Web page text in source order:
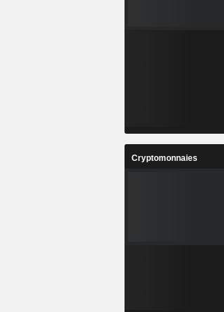
Cryptomonnaies